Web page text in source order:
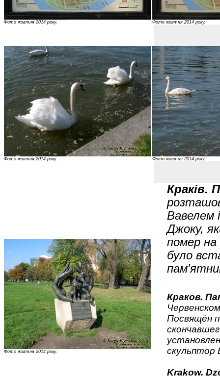
Фото жовтня 2014 року. Фото жовтня 2014 року.
Фото жовтня 2014 року. Фото жовтня 2014 року.
Фото жовтня 2014 року.
Краків.
Вавелем
Джоку,
помер на
було
Краков.
Посвящён
скульптор
Krakow.